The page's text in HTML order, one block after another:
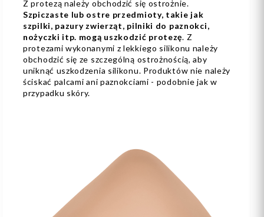
Z protezą należy obchodzić się ostrożnie.
Szpiczaste lub ostre przedmioty, takie jak
szpilki, pazury zwierząt, pilniki do paznokci,
nożyczki itp. mogą uszkodzić protezę. Z
protezami wykonanymi z lekkiego silikonu należy
obchodzić się ze szczególną ostrożnością, aby
uniknąć uszkodzenia silikonu. Produktów nie należy
ściskać palcami ani paznokciami - podobnie jak w
przypadku skóry.